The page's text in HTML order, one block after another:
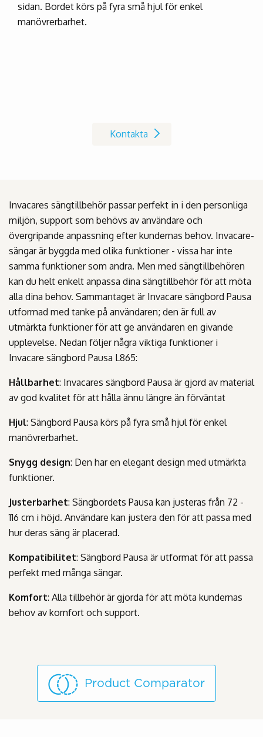
sidan. Bordet körs på fyra små hjul för enkel
manövrerbarhet.
Kontakta
Invacares sängtillbehör passar perfekt in i den personliga
miljön, support som behövs av användare och
övergripande anpassning efter kundernas behov. Invacare-
sängar är byggda med olika funktioner - vissa har inte
samma funktioner som andra. Men med sängtillbehören
kan du helt enkelt anpassa dina sängtillbehör för att möta
alla dina behov. Sammantaget är Invacare sängbord Pausa
utformad med tanke på användaren; den är full av
utmärkta funktioner för att ge användaren en givande
upplevelse. Nedan följer några viktiga funktioner i
Invacare sängbord Pausa L865:
Hållbarhet: Invacares sängbord Pausa är gjord av material
av god kvalitet för att hålla ännu längre än förväntat
Hjul: Sängbord Pausa körs på fyra små hjul för enkel
manövrerbarhet.
Snygg design: Den har en elegant design med utmärkta
funktioner.
Justerbarhet: Sängbordets Pausa kan justeras från 72 -
116 cm i höjd. Användare kan justera den för att passa med
hur deras säng är placerad.
Kompatibilitet: Sängbord Pausa är utformat för att passa
perfekt med många sängar.
Komfort: Alla tillbehör är gjorda för att möta kundernas
behov av komfort och support.
Product Comparator